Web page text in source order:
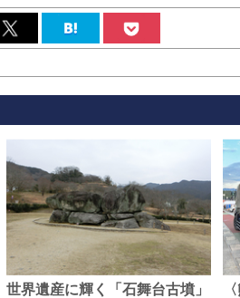
世界遺産に輝く「石舞台古墳」